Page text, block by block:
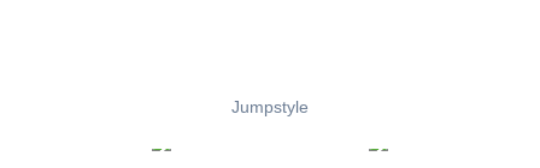
Jumpstyle